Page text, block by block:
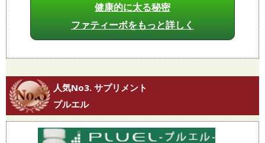
健康的に太る秘密
ファティーボをもっと詳しく
人気No3. サプリメント
プルエル